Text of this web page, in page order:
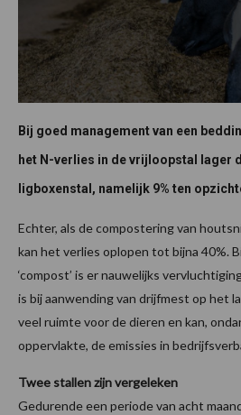
Bij goed management van een
het N-verlies in de vrijloopstal lager
ligboxenstal, namelijk 9% ten
Echter, als de compostering van
kan het verlies oplopen tot bijna 40%.
‘compost’ is er nauwelijks
is bij aanwending van drijfmest op het
veel ruimte voor de dieren en kan,
oppervlakte, de emissies in
Twee stallen zijn vergeleken
Gedurende een periode van acht